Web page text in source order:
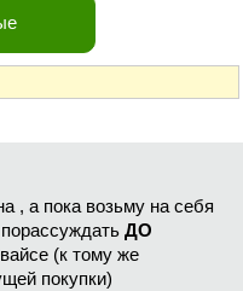
, а пока возьму на себя
ДО
(к тому же
покупки)